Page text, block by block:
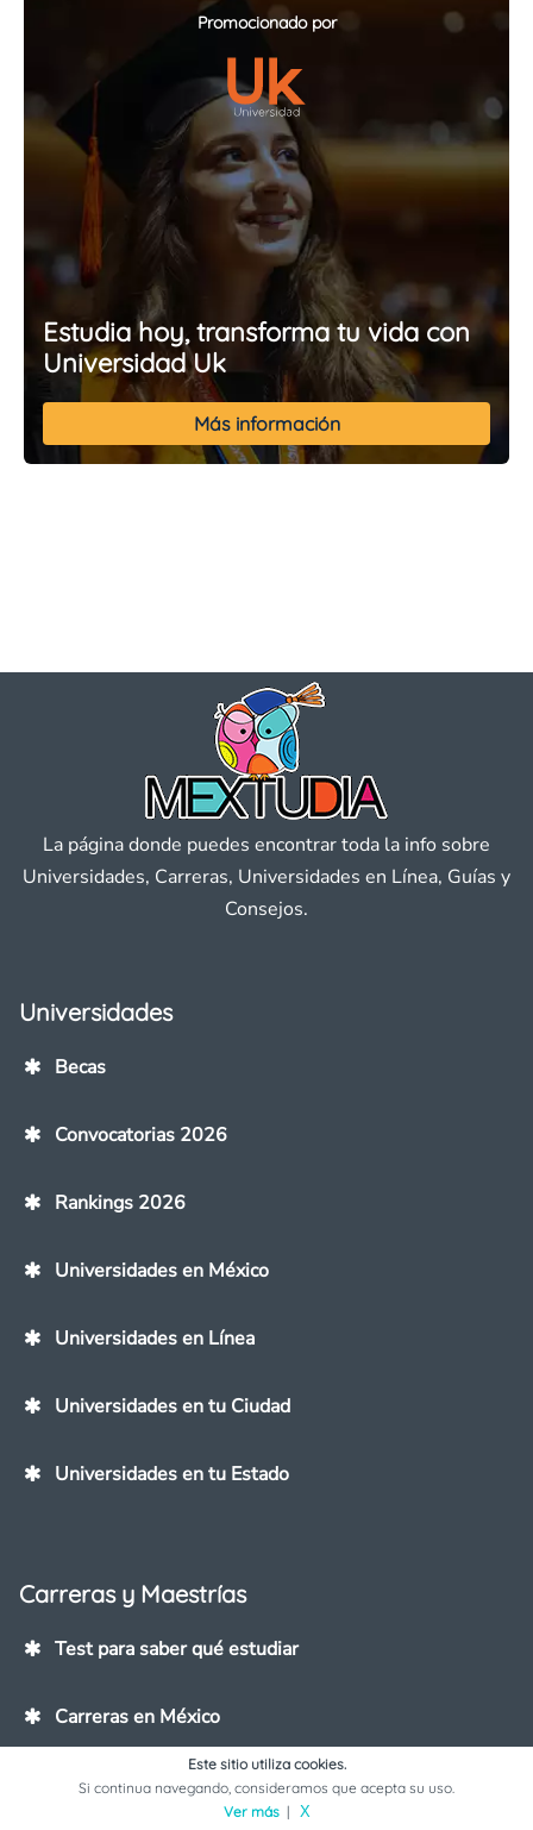
Promocionado por
Estudia hoy, transforma tu vida con
Universidad Uk
Más información
La página donde puedes encontrar toda la info sobre
Universidades, Carreras, Universidades en Línea, Guías y
Consejos.
Universidades
Becas
Convocatorias 2026
Rankings 2026
Universidades en México
Universidades en Línea
Universidades en tu Ciudad
Universidades en tu Estado
Carreras y Maestrías
Test para saber qué estudiar
Carreras en México
Maestrías
Este sitio utiliza cookies.
Si continua navegando, consideramos que acepta su uso.
Ver más| X